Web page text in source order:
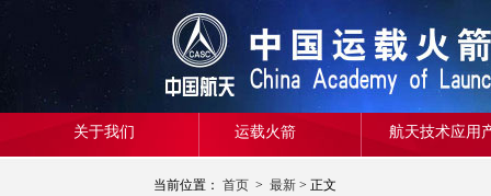
关于我们 运载火箭 航天技术应用
当前位置： 首页 > 最新 > 正文